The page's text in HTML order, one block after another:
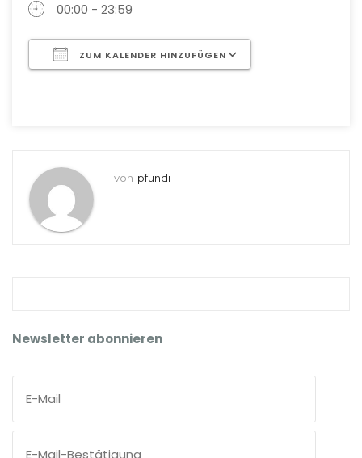
00:00 - 23:59
ZUM KALENDER HINZUFÜGEN
von pfundi
Newsletter abonnieren